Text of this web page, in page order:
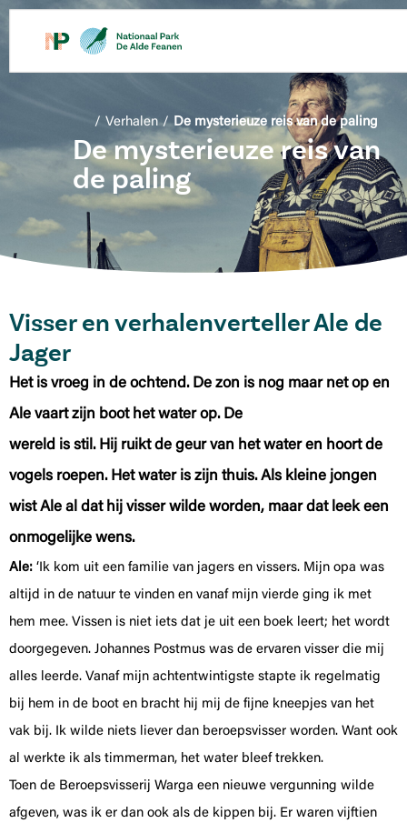
de
/ Verhalen / De mysterieuze reis van de paling
De mysterieuze reis van
de paling
Visser en verhalenverteller Ale de
Jager
Het is vroeg in de ochtend. De zon is nog maar net op en
Ale vaart zijn boot het water op. De
wereld is stil. Hij ruikt de geur van het water en hoort de
vogels roepen. Het water is zijn thuis. Als kleine jongen
wist Ale al dat hij visser wilde worden, maar dat leek een
onmogelijke wens.
Ale: ‘Ik kom uit een familie van jagers en vissers. Mijn opa was
altijd in de natuur te vinden en vanaf mijn vierde ging ik met
hem mee. Vissen is niet iets dat je uit een boek leert; het wordt
doorgegeven. Johannes Postmus was de ervaren visser die mij
alles leerde. Vanaf mijn achtentwintigste stapte ik regelmatig
bij hem in de boot en bracht hij mij de fijne kneepjes van het
vak bij. Ik wilde niets liever dan beroepsvisser worden. Want ook
al werkte ik als timmerman, het water bleef trekken.
Toen de Beroepsvisserij Warga een nieuwe vergunning wilde
afgeven, was ik er dan ook als de kippen bij. Er waren vijftien